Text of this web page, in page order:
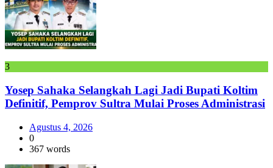
3
Yosep Sahaka Selangkah Lagi Jadi Bupati Koltim
Definitif, Pemprov Sultra Mulai Proses Administrasi
Agustus 4, 2026
0
367 words